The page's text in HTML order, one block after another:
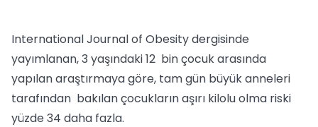
International Journal of Obesity dergisinde
yayımlanan, 3 yaşındaki 12 bin çocuk arasında
yapılan araştırmaya göre, tam gün büyük anneleri
tarafından bakılan çocukların aşırı kilolu olma riski
yüzde 34 daha fazla.